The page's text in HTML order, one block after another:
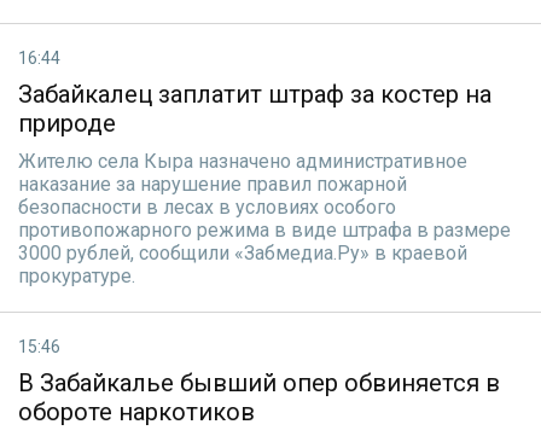
16:44
Забайкалец заплатит штраф за костер на
природе
Жителю села Кыра назначено административное
наказание за нарушение правил пожарной
безопасности в лесах в условиях особого
противопожарного режима в виде штрафа в размере
3000 рублей, сообщили «Забмедиа.Ру» в краевой
прокуратуре.
15:46
В Забайкалье бывший опер обвиняется в
обороте наркотиков